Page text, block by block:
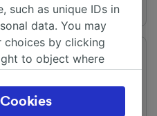
变化
such as unique IDs in
data. You may
choices by clicking
to object where
choices will be
and will not affect